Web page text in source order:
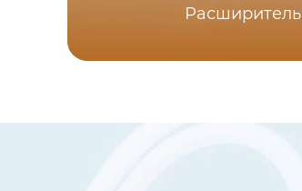
Расширитель